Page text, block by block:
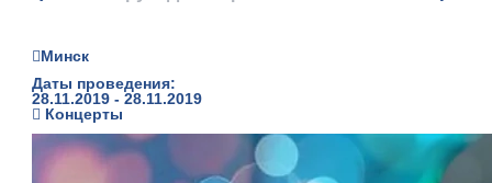
Минск
Даты проведения:
28.11.2019 - 28.11.2019
Концерты